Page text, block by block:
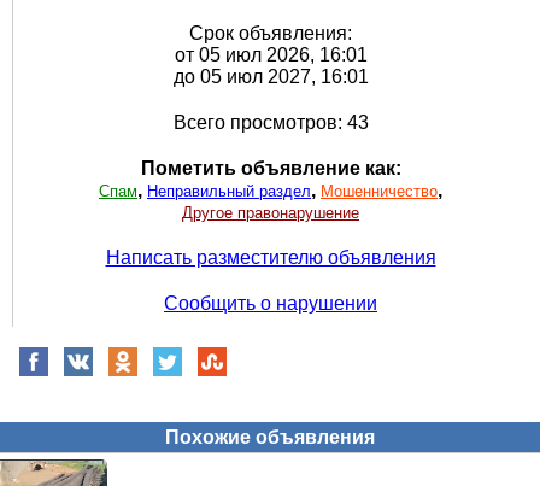
Срок объявления:
от 05 июл 2026, 16:01
до 05 июл 2027, 16:01
Всего просмотров: 43
Пометить объявление как:
Спам, Неправильный раздел, Мошенничество,
Другое правонарушение
Написать разместителю объявления
Сообщить о нарушении
Похожие объявления